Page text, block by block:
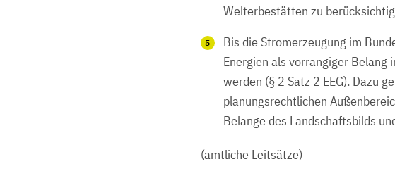
Welterbestätten zu
Bis die Stromerzeugung im
Energien als vorrangiger
werden (§ 2 Satz 2 EEG). Dazu
planungsrechtlichen
Belange des Landschaftsbilds
(amtliche Leitsätze)